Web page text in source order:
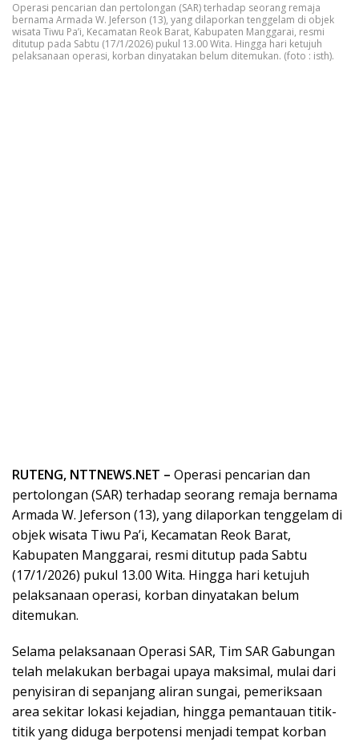
Operasi pencarian dan pertolongan (SAR) terhadap seorang remaja
bernama Armada W. Jeferson (13), yang dilaporkan tenggelam di objek
wisata Tiwu Pa’i, Kecamatan Reok Barat, Kabupaten Manggarai, resmi
ditutup pada Sabtu (17/1/2026) pukul 13.00 Wita. Hingga hari ketujuh
pelaksanaan operasi, korban dinyatakan belum ditemukan. (foto : isth).
RUTENG, NTTNEWS.NET – Operasi pencarian dan
pertolongan (SAR) terhadap seorang remaja bernama
Armada W. Jeferson (13), yang dilaporkan tenggelam di
objek wisata Tiwu Pa’i, Kecamatan Reok Barat,
Kabupaten Manggarai, resmi ditutup pada Sabtu
(17/1/2026) pukul 13.00 Wita. Hingga hari ketujuh
pelaksanaan operasi, korban dinyatakan belum
ditemukan.
Selama pelaksanaan Operasi SAR, Tim SAR Gabungan
telah melakukan berbagai upaya maksimal, mulai dari
penyisiran di sepanjang aliran sungai, pemeriksaan
area sekitar lokasi kejadian, hingga pemantauan titik-
titik yang diduga berpotensi menjadi tempat korban